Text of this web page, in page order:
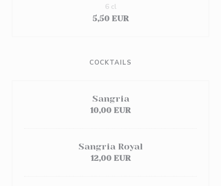
5,50 EUR
6 cl
COCKTAILS
Sangria
10,00 EUR
Sangria Royal
12,00 EUR